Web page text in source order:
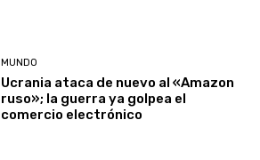
MUNDO
Ucrania ataca de nuevo al «Amazon
ruso»; la guerra ya golpea el
comercio electrónico